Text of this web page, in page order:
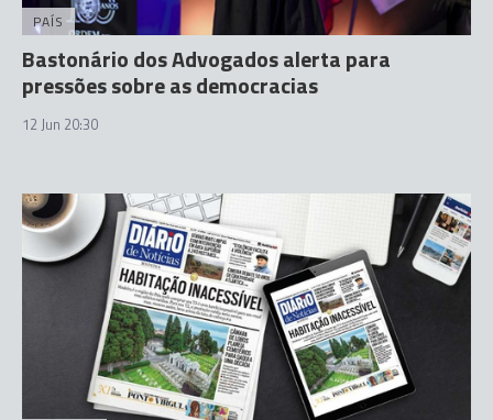
PAÍS
Bastonário dos Advogados alerta para
pressões sobre as democracias
12 Jun 20:30